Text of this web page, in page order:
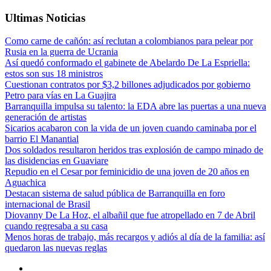
Ultimas Noticias
Como carne de cañón: así reclutan a colombianos para pelear por
Rusia en la guerra de Ucrania
Así quedó conformado el gabinete de Abelardo De La Espriella:
estos son sus 18 ministros
Cuestionan contratos por $3,2 billones adjudicados por gobierno
Petro para vías en La Guajira
Barranquilla impulsa su talento: la EDA abre las puertas a una nueva
generación de artistas
Sicarios acabaron con la vida de un joven cuando caminaba por el
barrio El Manantial
Dos soldados resultaron heridos tras explosión de campo minado de
las disidencias en Guaviare
Repudio en el Cesar por feminicidio de una joven de 20 años en
Aguachica
Destacan sistema de salud pública de Barranquilla en foro
internacional de Brasil
Diovanny De La Hoz, el albañil que fue atropellado en 7 de Abril
cuando regresaba a su casa
Menos horas de trabajo, más recargos y adiós al día de la familia: así
quedaron las nuevas reglas